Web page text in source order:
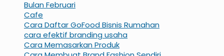
Bulan Februari
Cafe
Cara Daftar GoFood Bisnis Rumahan
cara efektif branding usaha
Cara Memasarkan Produk